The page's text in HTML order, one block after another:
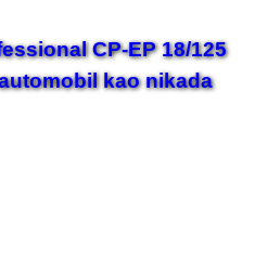
CP-EP 18/125
kao nikada